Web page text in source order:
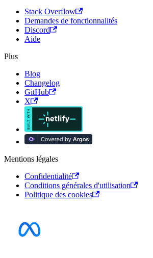
Stack Overflow
Demandes de fonctionnalités
Discord
Aide
Plus
Blog
Changelog
GitHub
X
Mentions légales
Confidentialité
Conditions générales d'utilisation
Politique des cookies